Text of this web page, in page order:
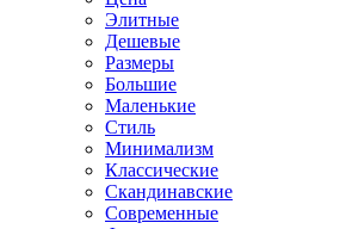
Элитные
Дешевые
Размеры
Большие
Маленькие
Стиль
Минимализм
Классические
Скандинавские
Современные